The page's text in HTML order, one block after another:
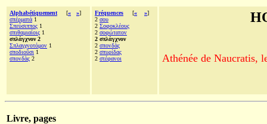
Alphabétiquement [« »]
σπέρματά 1
Σπεύσιππος 1
σπιθαμιαίοις 1
σπλάγχνον 2
Σπλαγχνοτόμον 1
σποδιοῦσι 1
σπονδὰς 2
Fréquences [« »]
2 σου
2 Σοφοκλέους
2 σοφώτατον
2 σπλάγχνον
2 σπονδὰς
2 σπυρίδας
2 στέφανοι Athénée de Naucratis,
Livre, pages